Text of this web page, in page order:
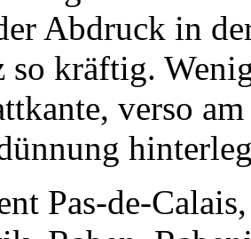
Abdruck in
so kräftig.
verso
Pas-de-